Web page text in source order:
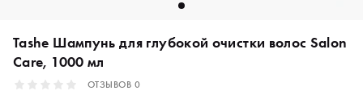
Tashe Шампунь для глубокой очистки волос Salon
Care, 1000 мл
ОТЗЫВОВ 0